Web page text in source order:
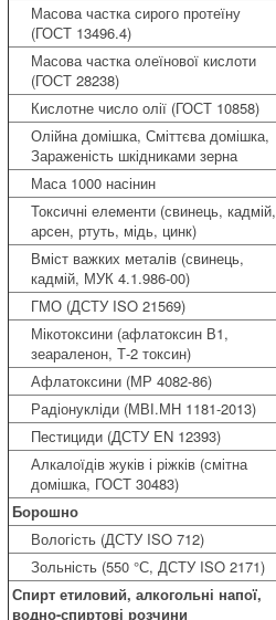
Масова частка сирого протеїну
(ГОСТ 13496.4)
Масова частка олеїнової кислоти
(ГОСТ 28238)
Кислотне число олії (ГОСТ 10858)
Олійна домішка, Сміттєва домішка,
Зараженість шкідниками зерна
Маса 1000 насінин
Токсичні елементи (свинець, кадмій,
арсен, ртуть, мідь, цинк)
Вміст важких металів (свинець,
кадмій, МУК 4.1.986-00)
ГМО (ДСТУ ISO 21569)
Мікотоксини (афлатоксин В1,
зеараленон, Т-2 токсин)
Афлатоксини (МР 4082-86)
Радіонукліди (МВІ.МН 1181-2013)
Пестициди (ДСТУ EN 12393)
Алкалоїдів жуків і ріжків (смітна
домішка, ГОСТ 30483)
Борошно
Вологість (ДСТУ ISO 712)
Зольність (550 °С, ДСТУ ISO 2171)
Спирт етиловий, алкогольні напої,
водно-спиртові розчини